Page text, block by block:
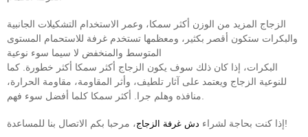
الزجاج المزيد من الوزن أكثر سمكا، وعمر الاستخدام التشكيلات الجانبية
والبكرات ستكون أقصر بكثير، ومعظمها تستخدم غرفة للاستحمام المستوى
المتوسط والمنخفض لا سيما سوء نوعية
البكرات، إذا كان ذلك سوف يكون الزجاج أكثر سمكا أكثر خطورة. كما
للنوعية الزجاج ويعتمد على آثار تلطيف، وأثر المقاومة، مقاومة الحرارة،
إذا كنت بحاجة لشراء دش غرفة الزجاج ، مرحبا بكم الاتصال بنا للمساعدة!